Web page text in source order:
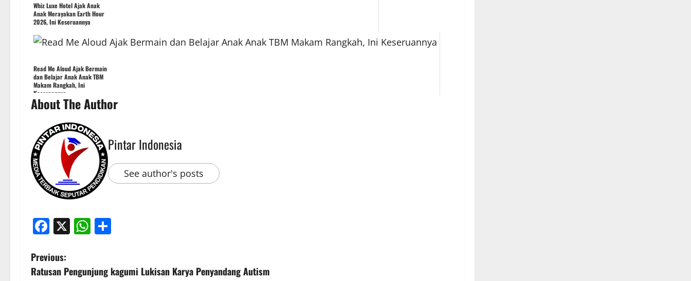
Whiz Luxe Hotel Ajak Anak
Anak Merayakan Earth Hour
2026, Ini Keseruannya
Read Me Aloud Ajak Bermain
dan Belajar Anak Anak TBM
Makam Rangkah, Ini
Keseruannya
About The Author
Pintar Indonesia
See author's posts
Facebook
X WhatsApp
P
Previous:
Ratusan Pengunjung kagumi Lukisan Karya Penyandang Autism